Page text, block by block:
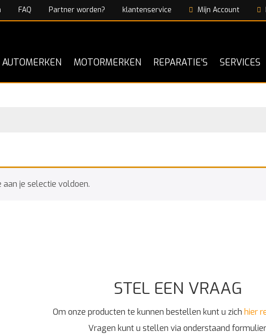
FAQ Partner worden? klantenservice Mijn Account
AUTOMERKEN MOTORMERKEN REPARATIE’S SERVICES
aan je selectie voldoen.
STEL EEN VRAAG
Om onze producten te kunnen bestellen kunt u zich hier
Vragen kunt u stellen via onderstaand